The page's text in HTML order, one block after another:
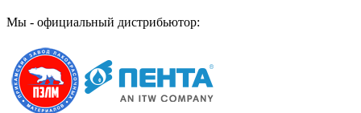
Мы - официальный дистрибьютор: